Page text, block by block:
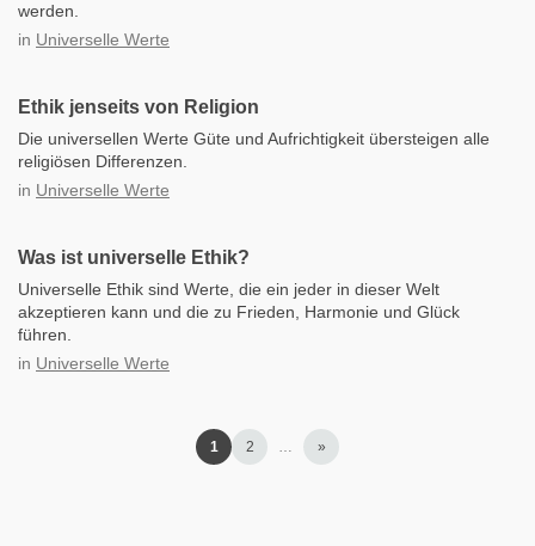
werden.
in Universelle Werte
Ethik jenseits von Religion
Die universellen Werte Güte und Aufrichtigkeit übersteigen alle
religiösen Differenzen.
in Universelle Werte
Was ist universelle Ethik?
Universelle Ethik sind Werte, die ein jeder in dieser Welt
akzeptieren kann und die zu Frieden, Harmonie und Glück
führen.
in Universelle Werte
1 2 … »